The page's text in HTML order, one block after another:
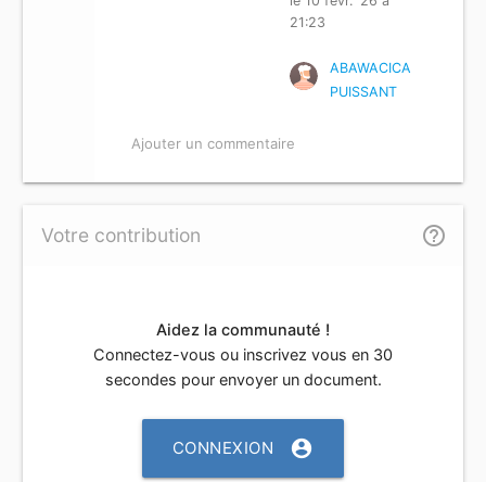
21:23
ABAWACICA
PUISSANT
Ajouter un commentaire
Votre contribution help_outline
Aidez la communauté !
Connectez-vous ou inscrivez vous en 30
secondes pour envoyer un document.
CONNEXION account_circle